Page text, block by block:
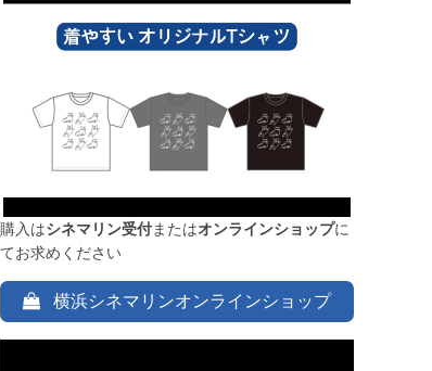
購入はシネマリン受付またはオンラインショップに
てお求めください
横浜シネマリンオンラインショップ